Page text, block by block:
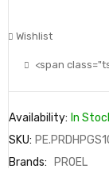
Wishlist
<span
Availability: In
SKU:
Brands:
PROEL